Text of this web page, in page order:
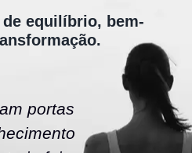
equilíbrio, bem-
portas
"A
escola